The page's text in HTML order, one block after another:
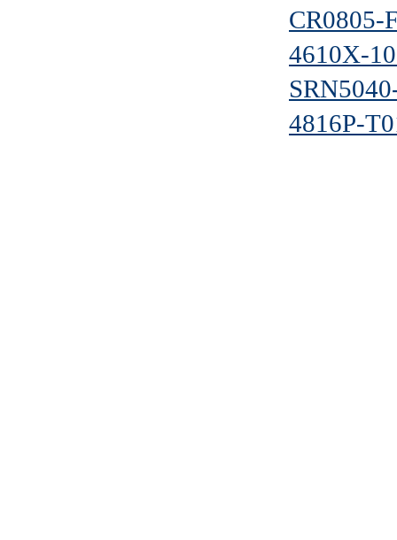
CR0805-
4610X-
4816P-